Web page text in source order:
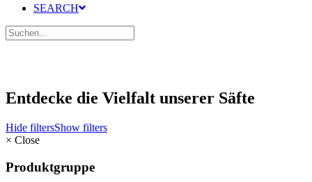
SEARCH
Entdecke die Vielfalt unserer Säfte
Hide filtersShow filters
× Close
Produktgruppe